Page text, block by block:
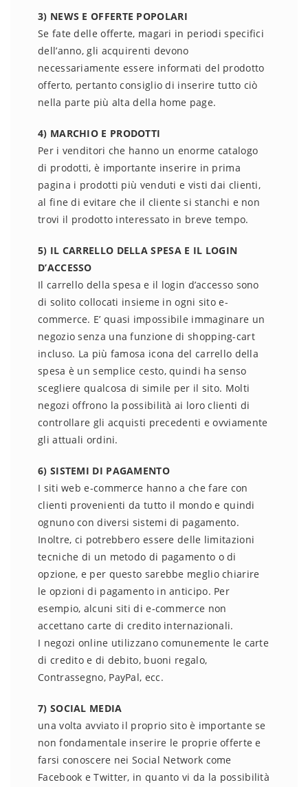
3) NEWS E OFFERTE POPOLARI
Se fate delle offerte, magari in periodi specifici
dell’anno, gli acquirenti devono
necessariamente essere informati del prodotto
offerto, pertanto consiglio di inserire tutto ciò
nella parte più alta della home page.
4) MARCHIO E PRODOTTI
Per i venditori che hanno un enorme catalogo
di prodotti, è importante inserire in prima
pagina i prodotti più venduti e visti dai clienti,
al fine di evitare che il cliente si stanchi e non
trovi il prodotto interessato in breve tempo.
5) IL CARRELLO DELLA SPESA E IL LOGIN
D’ACCESSO
Il carrello della spesa e il login d’accesso sono
di solito collocati insieme in ogni sito e-
commerce. E’ quasi impossibile immaginare un
negozio senza una funzione di shopping-cart
incluso. La più famosa icona del carrello della
spesa è un semplice cesto, quindi ha senso
scegliere qualcosa di simile per il sito. Molti
negozi offrono la possibilità ai loro clienti di
controllare gli acquisti precedenti e ovviamente
gli attuali ordini.
6) SISTEMI DI PAGAMENTO
I siti web e-commerce hanno a che fare con
clienti provenienti da tutto il mondo e quindi
ognuno con diversi sistemi di pagamento.
Inoltre, ci potrebbero essere delle limitazioni
tecniche di un metodo di pagamento o di
opzione, e per questo sarebbe meglio chiarire
le opzioni di pagamento in anticipo. Per
esempio, alcuni siti di e-commerce non
accettano carte di credito internazionali.
I negozi online utilizzano comunemente le carte
di credito e di debito, buoni regalo,
Contrassegno, PayPal, ecc.
7) SOCIAL MEDIA
una volta avviato il proprio sito è importante se
non fondamentale inserire le proprie offerte e
farsi conoscere nei Social Network come
Facebook e Twitter, in quanto vi da la possibilità